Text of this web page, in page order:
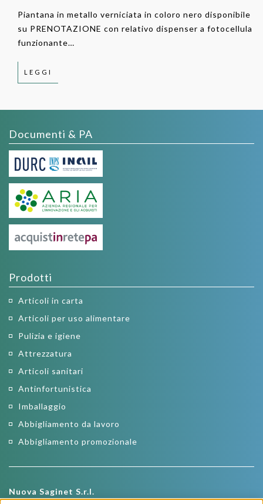
Piantana in metallo verniciata in coloro nero disponibile
su PRENOTAZIONE con relativo dispenser a fotocellula
funzionante…
LEGGI
Documenti & PA
Prodotti
Articoli in carta
Articoli per uso alimentare
Pulizia e igiene
Attrezzatura
Articoli sanitari
Antinfortunistica
Imballaggio
Abbigliamento da lavoro
Abbigliamento promozionale
Nuova Saginet S.r.l.